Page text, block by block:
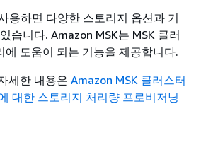
용하면 다양한 스토리지 옵션과 기
습니다. Amazon MSK는 MSK 클러
에 도움이 되는 기능을 제공합니다.
세한 내용은 Amazon MSK 클러스터
대한 스토리지 처리량 프로비저닝